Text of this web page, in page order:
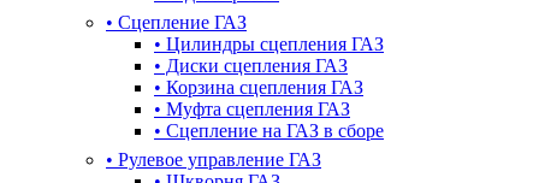
• Сцепление ГАЗ
• Цилиндры сцепления ГАЗ
• Диски сцепления ГАЗ
• Корзина сцепления ГАЗ
• Муфта сцепления ГАЗ
• Сцепление на ГАЗ в сборе
• Рулевое управление ГАЗ